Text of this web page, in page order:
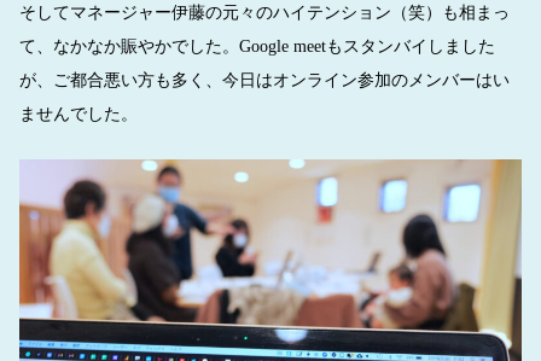
そしてマネージャー伊藤の元々のハイテンション（笑）も相まっ
て、なかなか賑やかでした。Google meetもスタンバイしました
が、ご都合悪い方も多く、今日はオンライン参加のメンバーはい
ませんでした。